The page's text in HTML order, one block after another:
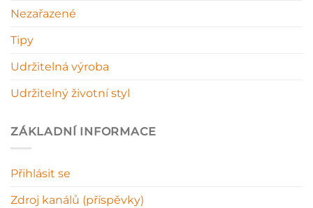
Nezařazené
Tipy
Udržitelná výroba
Udržitelný životní styl
ZÁKLADNÍ INFORMACE
Přihlásit se
Zdroj kanálů (příspěvky)